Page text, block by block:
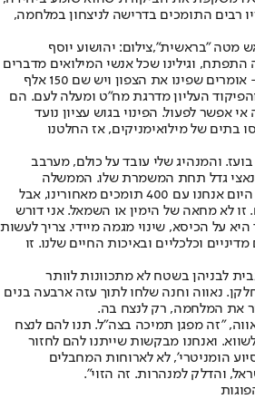
ומאחוריו רבים התומכים בדרישה לניצחון במלחמה,
מטה "בראשית",צילום: יהושוע יוסף
התפתח, וגילינו שכל אנשי המילואים מדברים
אותו שיח. עובדים על כולנו - אומרים שפינו את הצפון ויש שם 150 אלף
העליון מדרגת מח"ט ומעלה לעם. הם
אפשר לפעול. הפינוי בגוש עציון נועד
בתים של מילואימניקים, אז החלטנו
והמנהיג שלי עובד על כולם, מערבב
האויב הנאצי גדל תחת המשמרת שלו. הממשלה
שפיללנו לה מתנהלת עקום. היום אנחנו עם 400 תומכים מאחורינו, אבל
לא מחאה של הימין או השמאל. אני דורש
על הכיסא, שינוי מגמה מיידי. צריך לעשות
וכלכליים ובאיכות החיים שלנו. זו
לבניהן בשטח לא מתכוונות לוותר
נאווה וחנה שלחו לתוך עזה ארבעה בנים
את המלחמה, רק לנצח בה.
"זה מפגן תמיכה בצה"ל. תנו להם לנצח
ואנחנו מבקשות שייתנו להם לחזור
הומניטרי', לא לארוחות המחבלים
והדלק למנהרות. זה הזוי".